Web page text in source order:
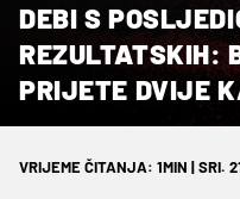
DEBI S
REZULTATSKIH:
PRIJETE DVIJE
VRIJEME ČITANJA: 1MIN | SRI.